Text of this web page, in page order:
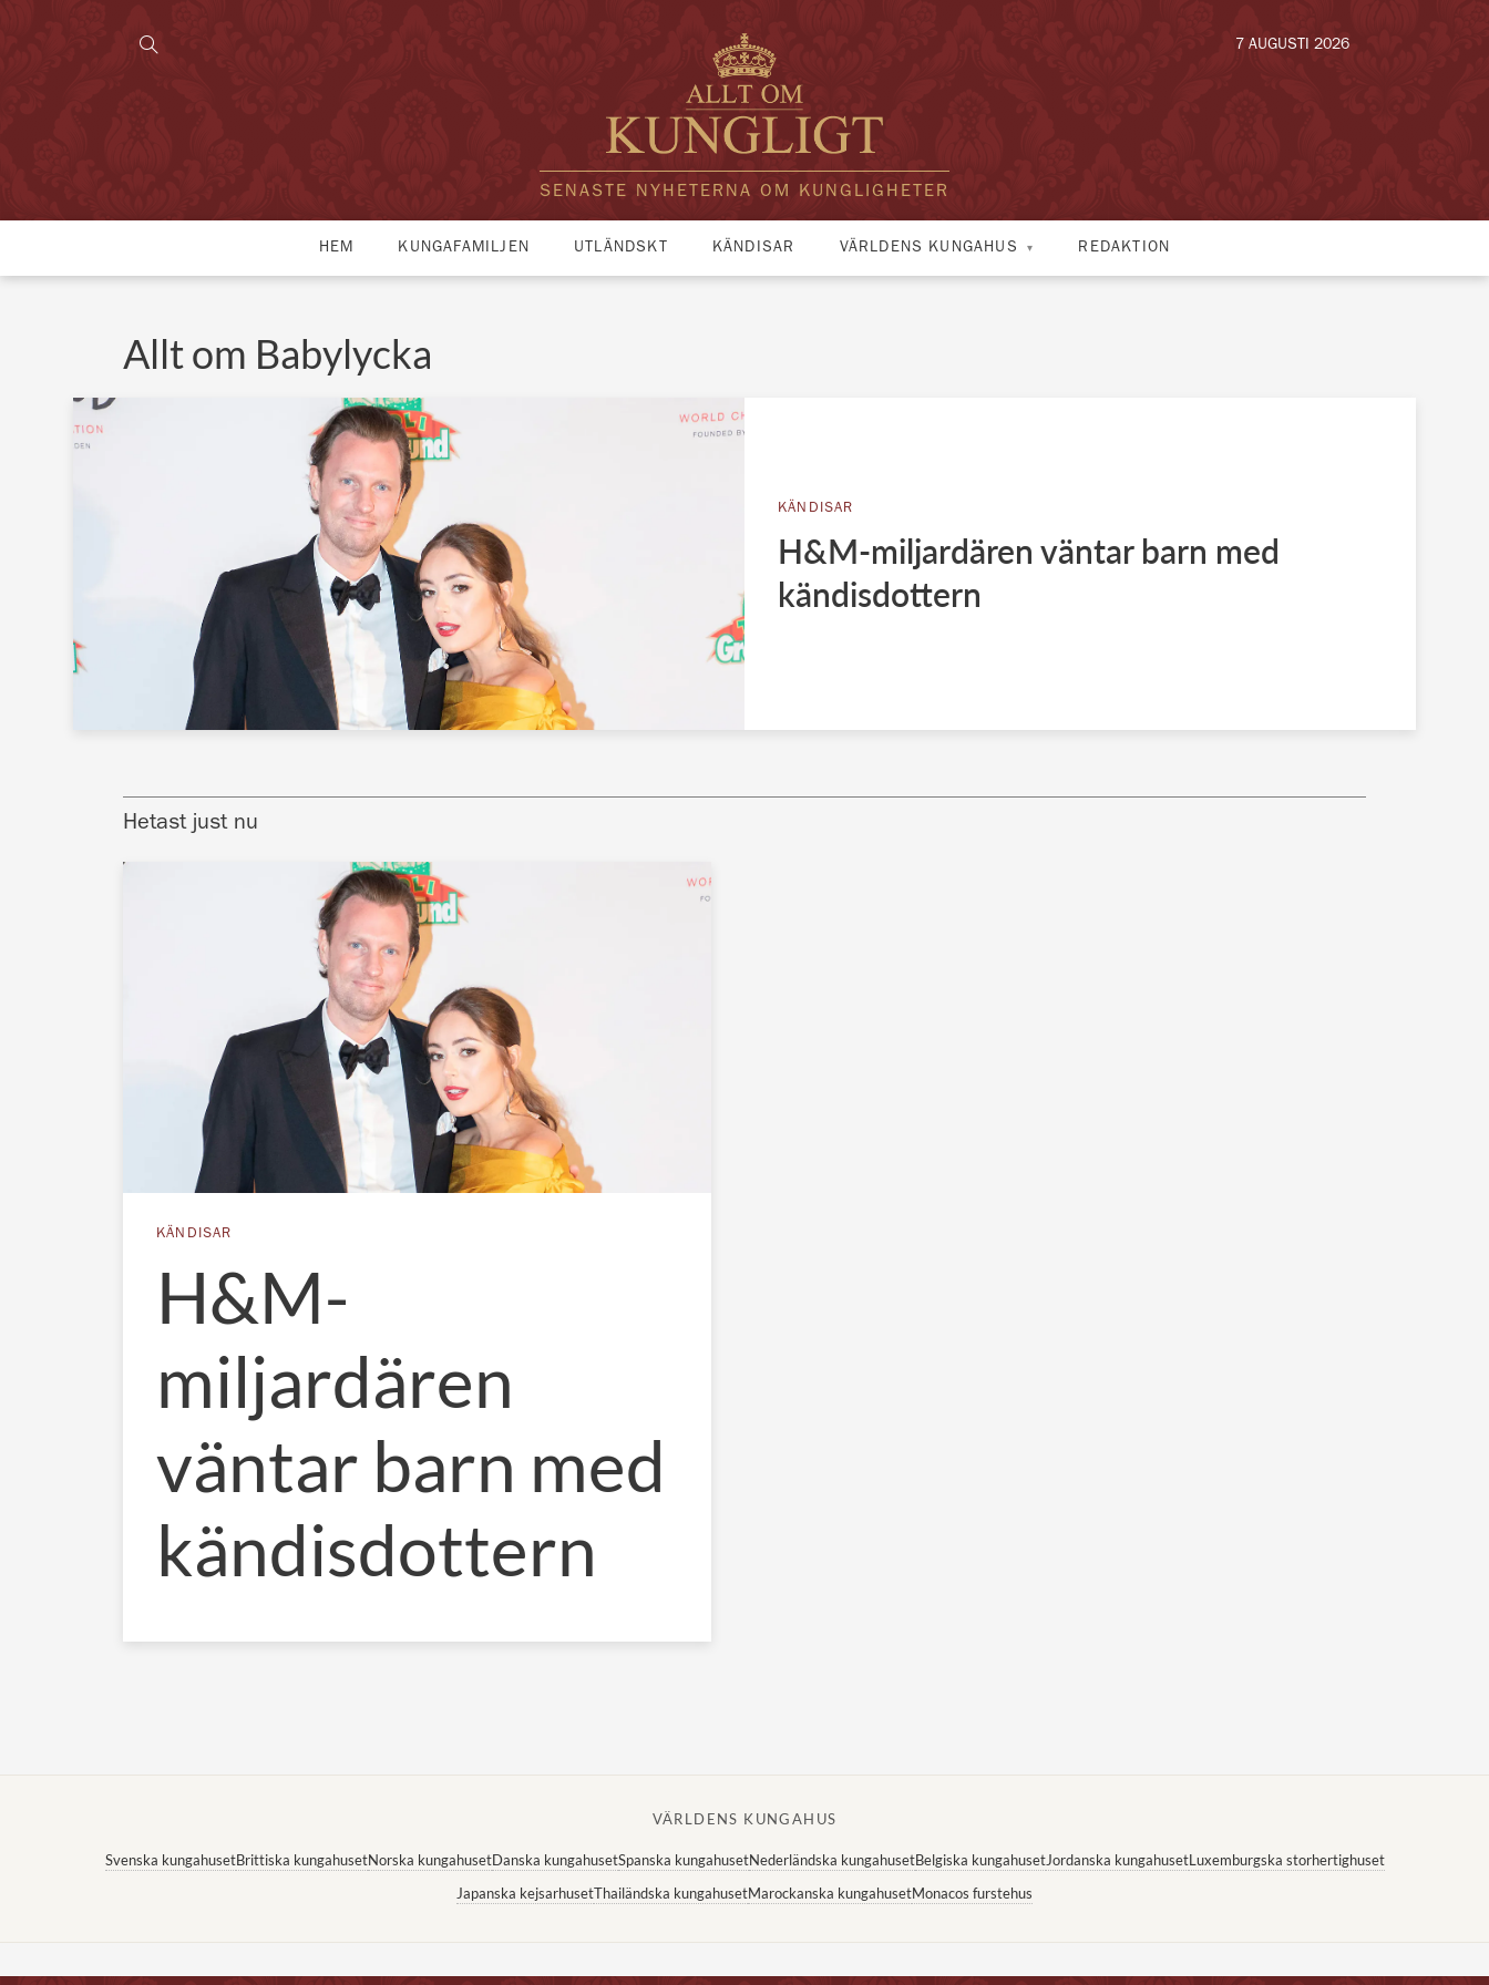
SENASTE NYHETERNA OM KUNGLIGHETER
7 AUGUSTI 2026
HEM KUNGAFAMILJEN UTLÄNDSKT KÄNDISAR VÄRLDENS KUNGAHUS REDAKTION
Allt om Babylycka
KÄNDISAR
H&M-miljardären väntar barn med
kändisdottern
Hetast just nu
KÄNDISAR
H&M-
miljardären
väntar barn med
kändisdottern
VÄRLDENS KUNGAHUS
Svenska kungahusetBrittiska kungahusetNorska kungahusetDanska kungahusetSpanska kungahusetNederländska kungahusetBelgiska kungahusetJordanska kungahusetLuxemburgska storhertighuset
Japanska kejsarhusetThailändska kungahusetMarockanska kungahusetMonacos furstehus